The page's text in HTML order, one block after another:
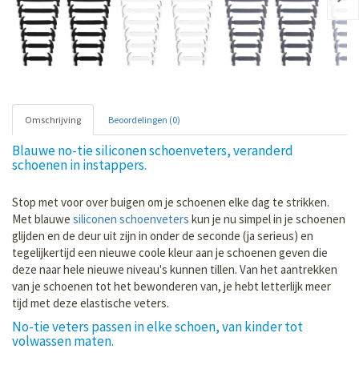
Omschrijving Beoordelingen (0)
Blauwe no-tie siliconen schoenveters, veranderd
schoenen in instappers.
Stop met voor over buigen om je schoenen elke dag te strikken.
Met blauwe siliconen schoenveters kun je nu simpel in je schoenen
glijden en de deur uit zijn in onder de seconde (ja serieus) en
tegelijkertijd een nieuwe coole kleur aan je schoenen geven die
deze naar hele nieuwe niveau's kunnen tillen. Van het aantrekken
van je schoenen tot het bewonderen van, je hebt letterlijk meer
tijd met deze elastische veters.
No-tie veters passen in elke schoen, van kinder tot
volwassen maten.